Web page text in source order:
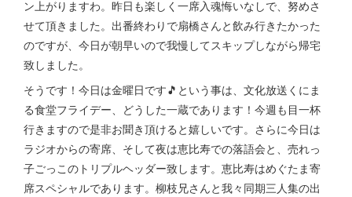
ン上がりますわ。昨日も楽しく一席入魂悔いなしで、努めさ
せて頂きました。出番終わりで扇橋さんと飲み行きたかった
のですが、今日が朝早いので我慢してスキップしながら帰宅
致しました。
そうです！今日は金曜日です🎵という事は、文化放送くにま
る食堂フライデー、どうした一蔵であります！今週も目一杯
行きますので是非お聞き頂けると嬉しいです。さらに今日は
ラジオからの寄席、そして夜は恵比寿での落語会と、売れっ
子ごっこのトリプルヘッダー致します。恵比寿はめぐたま寄
席スペシャルであります。柳枝兄さんと我々同期三人集の出